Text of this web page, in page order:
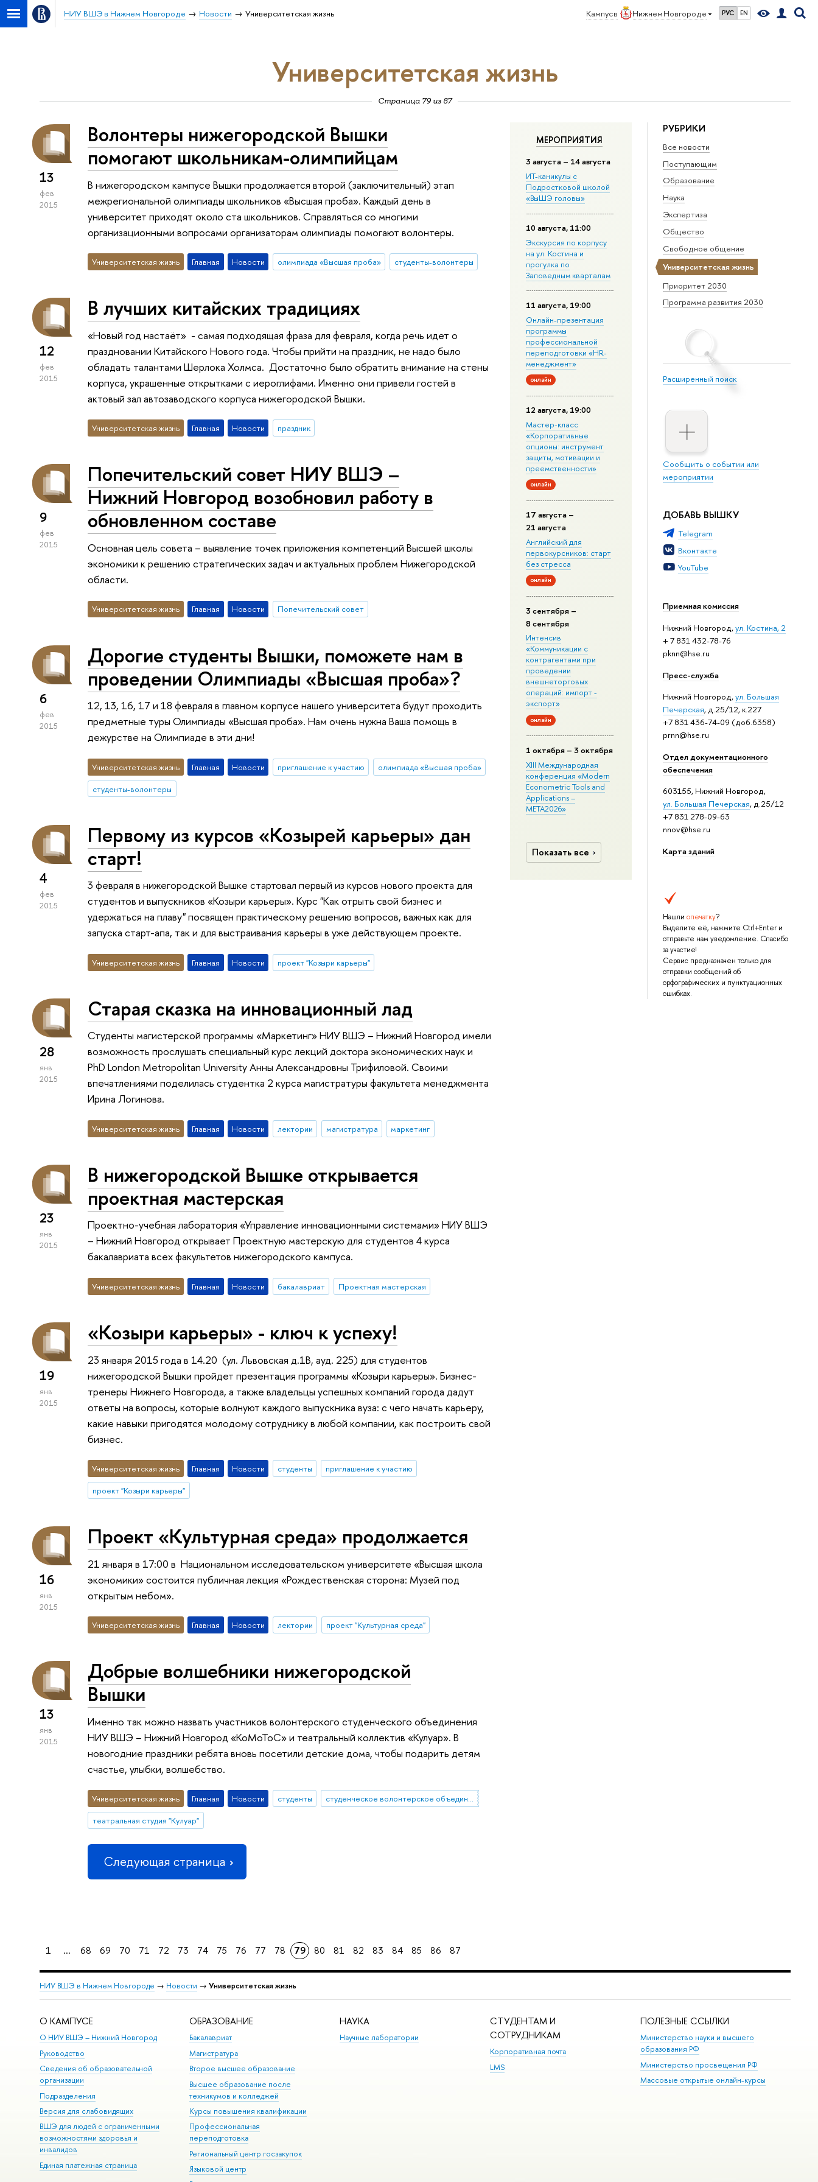
Кампус в Нижнем Новгороде РУС EN
НИУ ВШЭ в Нижнем Новгороде Новости Университетская жизнь
Университетская жизнь
Страница 79 из 87
РУБРИКИ
Все новости
Поступающим
Образование
Наука
Экспертиза
Общество
Свободное общение
Университетская жизнь
Приоритет 2030
Программа развития 2030
Расширенный поиск
Сообщить о событии или
мероприятии
ДОБАВЬ ВЫШКУ
Telegram
Вконтакте
YouTube
Приемная комиссия
Нижний Новгород,ул. Костина, 2
+ 7 831 432-78-76
pknn@hse.ru
Пресс-служба
Нижний Новгород,ул. Большая
Печерская, д.25/12, к.227
+7 831 436-74-09 (доб.6358)
prnn@hse.ru
Отдел документационного
обеспечения
603155, Нижний Новгород,
ул. Большая Печерская, д.25/12
+7 831 278-09-63
nnov@hse.ru
Карта зданий
Нашли опечатку?
Выделите её, нажмите Ctrl+Enter и
отправьте нам уведомление. Спасибо
за участие!
Сервис предназначен только для
отправки сообщений об
орфографических и пунктуационных
ошибках.
МЕРОПРИЯТИЯ
3 августа – 14 августа
ИТ-каникулы с
Подростковой школой
«ВыШЭ головы»
10 августа, 11:00
Экскурсия по корпусу
на ул. Костина и
прогулка по
Заповедным кварталам
11 августа, 19:00
Онлайн-презентация
программы
профессиональной
переподготовки «HR-
менеджмент»
онлайн
12 августа, 19:00
Мастер-класс
«Корпоративные
опционы: инструмент
защиты, мотивации и
преемственности»
онлайн
17 августа –
21 августа
Английский для
первокурсников: старт
без стресса
онлайн
3 сентября –
8 сентября
Интенсив
«Коммуникации с
контрагентами при
проведении
внешнеторговых
операций: импорт -
экспорт»
онлайн
1 октября – 3 октября
XIII Международная
конференция «Modern
Econometric Tools and
Applications –
META2026»
Показать все
13
фев
2015
Волонтеры нижегородской Вышки
помогают школьникам-олимпийцам
В нижегородском кампусе Вышки продолжается второй (заключительный) этап
межрегиональной олимпиады школьников «Высшая проба». Каждый день в
университет приходят около ста школьников. Справляться со многими
организационными вопросами организаторам олимпиады помогают волонтеры.
Университетская жизнь Главная Новости олимпиада «Высшая проба» студенты-волонтеры
12
фев
2015
В лучших китайских традициях
«Новый год настаёт» - самая подходящая фраза для февраля, когда речь идет о
праздновании Китайского Нового года. Чтобы прийти на праздник, не надо было
обладать талантами Шерлока Холмса. Достаточно было обратить внимание на стены
корпуса, украшенные открытками с иероглифами. Именно они привели гостей в
актовый зал автозаводского корпуса нижегородской Вышки.
Университетская жизнь Главная Новости праздник
9
фев
2015
Попечительский совет НИУ ВШЭ –
Нижний Новгород возобновил работу в
обновленном составе
Основная цель совета – выявление точек приложения компетенций Высшей школы
экономики к решению стратегических задач и актуальных проблем Нижегородской
области.
Университетская жизнь Главная Новости Попечительский совет
6
фев
2015
Дорогие студенты Вышки, поможете нам в
проведении Олимпиады «Высшая проба»?
12, 13, 16, 17 и 18 февраля в главном корпусе нашего университета будут проходить
предметные туры Олимпиады «Высшая проба». Нам очень нужна Ваша помощь в
дежурстве на Олимпиаде в эти дни!
Университетская жизнь Главная Новости приглашение к участию
олимпиада «Высшая проба»
студенты-волонтеры
4
фев
2015
Первому из курсов «Козырей карьеры» дан
старт!
3 февраля в нижегородской Вышке стартовал первый из курсов нового проекта для
студентов и выпускников «Козыри карьеры». Курс "Как отрыть свой бизнес и
удержаться на плаву" посвящен практическому решению вопросов, важных как для
запуска старт-апа, так и для выстраивания карьеры в уже действующем проекте.
Университетская жизнь Главная Новости проект "Козыри карьеры"
28
янв
2015
Старая сказка на инновационный лад
Студенты магистерской программы «Маркетинг» НИУ ВШЭ – Нижний Новгород имели
возможность прослушать специальный курс лекций доктора экономических наук и
PhD London Metropolitan University Анны Александровны Трифиловой. Своими
впечатлениями поделилась студентка 2 курса магистратуры факультета менеджмента
Ирина Логинова.
Университетская жизнь Главная Новости лектории магистратура маркетинг
23
янв
2015
В нижегородской Вышке открывается
проектная мастерская
Проектно-учебная лаборатория «Управление инновационными системами» НИУ ВШЭ
– Нижний Новгород открывает Проектную мастерскую для студентов 4 курса
бакалавриата всех факультетов нижегородского кампуса.
Университетская жизнь Главная Новости бакалавриат Проектная мастерская
19
янв
2015
«Козыри карьеры» - ключ к успеху!
23 января 2015 года в 14.20 (ул. Львовская д.1В, ауд. 225) для студентов
нижегородской Вышки пройдет презентация программы «Козыри карьеры». Бизнес-
тренеры Нижнего Новгорода, а также владельцы успешных компаний города дадут
ответы на вопросы, которые волнуют каждого выпускника вуза: с чего начать карьеру,
какие навыки пригодятся молодому сотруднику в любой компании, как построить свой
бизнес.
Университетская жизнь Главная Новости студенты
приглашение к участию
проект "Козыри карьеры"
16
янв
2015
Проект «Культурная среда» продолжается
21 января в 17:00 в Национальном исследовательском университете «Высшая школа
экономики» состоится публичная лекция «Рождественская сторона: Музей под
открытым небом».
Университетская жизнь Главная Новости лектории проект "Культурная среда"
13
янв
2015
Добрые волшебники нижегородской
Вышки
Именно так можно назвать участников волонтерского студенческого объединения
НИУ ВШЭ – Нижний Новгород «КоМоТоС» и театральный коллектив «Кулуар». В
новогодние праздники ребята вновь посетили детские дома, чтобы подарить детям
счастье, улыбки, волшебство.
Университетская жизнь Главная Новости студенты
студенческое волонтерское объединение "КоМоТоС"
театральная студия "Кулуар"
Следующая страница
1 ... 68 69 70 71 72 73 74 75 76 77 78 79 80 81 82 83 84 85 86 87
НИУ ВШЭ в Нижнем Новгороде → Новости → Университетская жизнь
О КАМПУСЕ
О НИУ ВШЭ – Нижний Новгород
Руководство
Сведения об образовательной
организации
Подразделения
Версия для слабовидящих
ВШЭ для людей с ограниченными
возможностями здоровья и
инвалидов
Единая платежная страница
ОБРАЗОВАНИЕ
Бакалавриат
Магистратура
Второе высшее образование
Высшее образование после
техникумов и колледжей
Курсы повышения квалификации
Профессиональная
переподготовка
Региональный центр госзакупок
Языковой центр
НАУКА
Научные лаборатории
СТУДЕНТАМ И
СОТРУДНИКАМ
Корпоративная почта
LMS
ПОЛЕЗНЫЕ ССЫЛКИ
Министерство науки и высшего
образования РФ
Министерство просвещения РФ
Массовые открытые онлайн-курсы